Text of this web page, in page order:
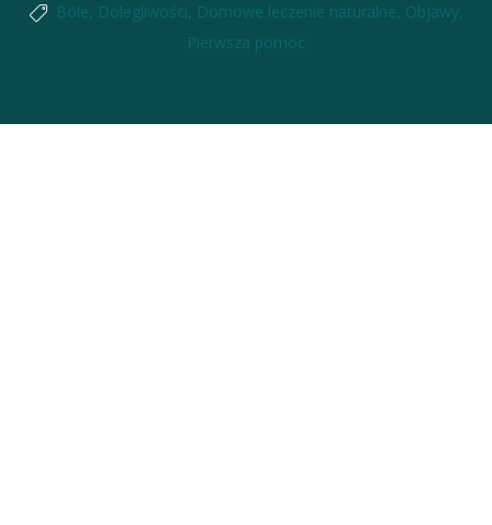
Bóle, Dolegliwości, Domowe leczenie naturalne, Objawy,
Pierwsza pomoc